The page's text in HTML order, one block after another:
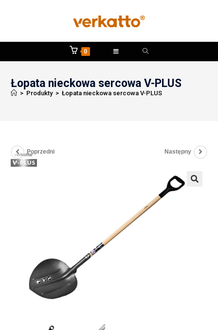
0
Łopata nieckowa sercowa V-PLUS
> Produkty > Łopata nieckowa sercowa V-PLUS
Poprzedni Następny